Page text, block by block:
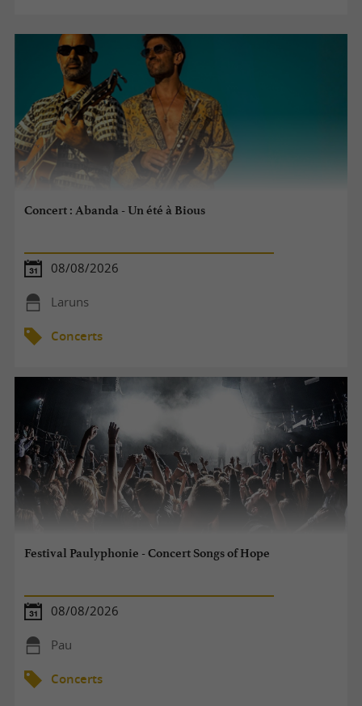
Concert : Abanda - Un été à Bious
08/08/2026
Laruns
Concerts
Festival Paulyphonie - Concert Songs of Hope
08/08/2026
Pau
Concerts